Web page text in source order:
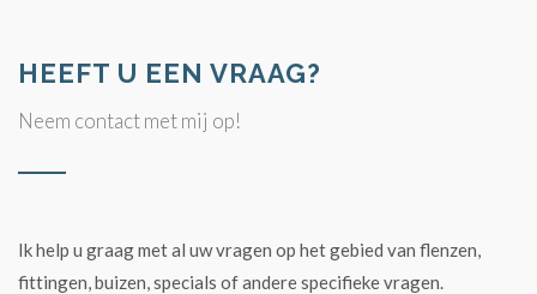
HEEFT U EEN VRAAG?
Neem contact met mij op!
Ik help u graag met al uw vragen op het gebied van flenzen,
fittingen, buizen, specials of andere specifieke vragen.